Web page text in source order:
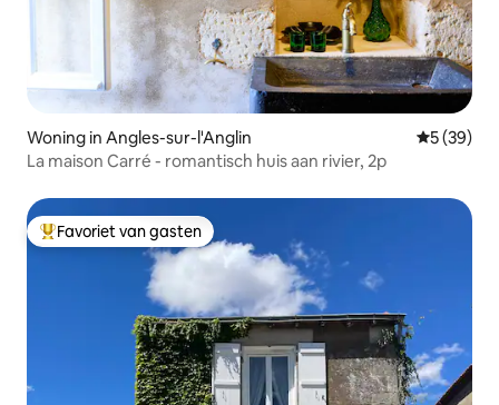
Woning in Angles-sur-l'Anglin
5 (39)
La maison Carré - romantisch huis aan rivier, 2p
Topfavoriet van gasten
Favoriet van gasten